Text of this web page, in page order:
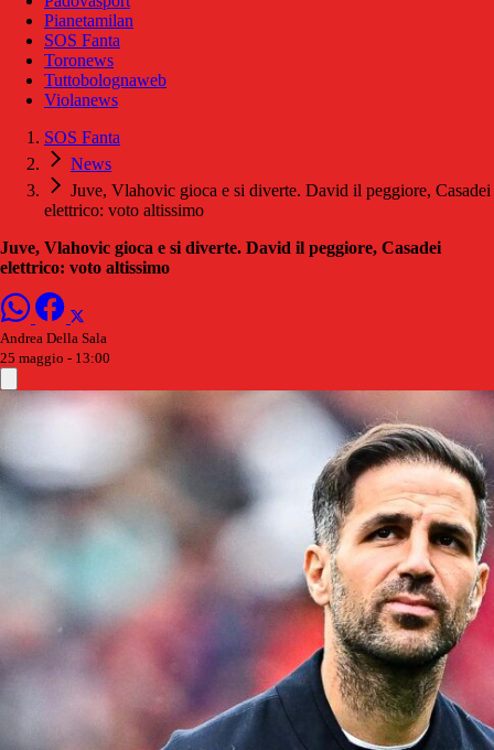
Pianetamilan
SOS Fanta
Toronews
Tuttobolognaweb
Violanews
SOS Fanta
News
Juve, Vlahovic gioca e si diverte. David il peggiore, Casadei
elettrico: voto altissimo
Juve, Vlahovic gioca e si diverte. David il peggiore, Casadei
elettrico: voto altissimo
Andrea Della Sala
25 maggio - 13:00